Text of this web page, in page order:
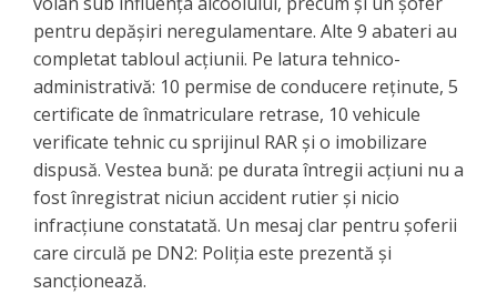
pentru depășiri neregulamentare. Alte 9 abateri au
completat tabloul acțiunii. Pe latura tehnico-
administrativă: 10 permise de conducere reținute, 5
certificate de înmatriculare retrase, 10 vehicule
verificate tehnic cu sprijinul RAR și o imobilizare
dispusă. Vestea bună: pe durata întregii acțiuni nu a
fost înregistrat niciun accident rutier și nicio
infracțiune constatată. Un mesaj clar pentru șoferii
care circulă pe DN2: Poliția este prezentă și
sancționează.